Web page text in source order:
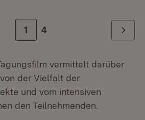
Zur Seite
1 Zur letzten Seite
4 Weiter
vermittelt darüber
der Vielfalt der
und vom intensiven
den Teilnehmenden.